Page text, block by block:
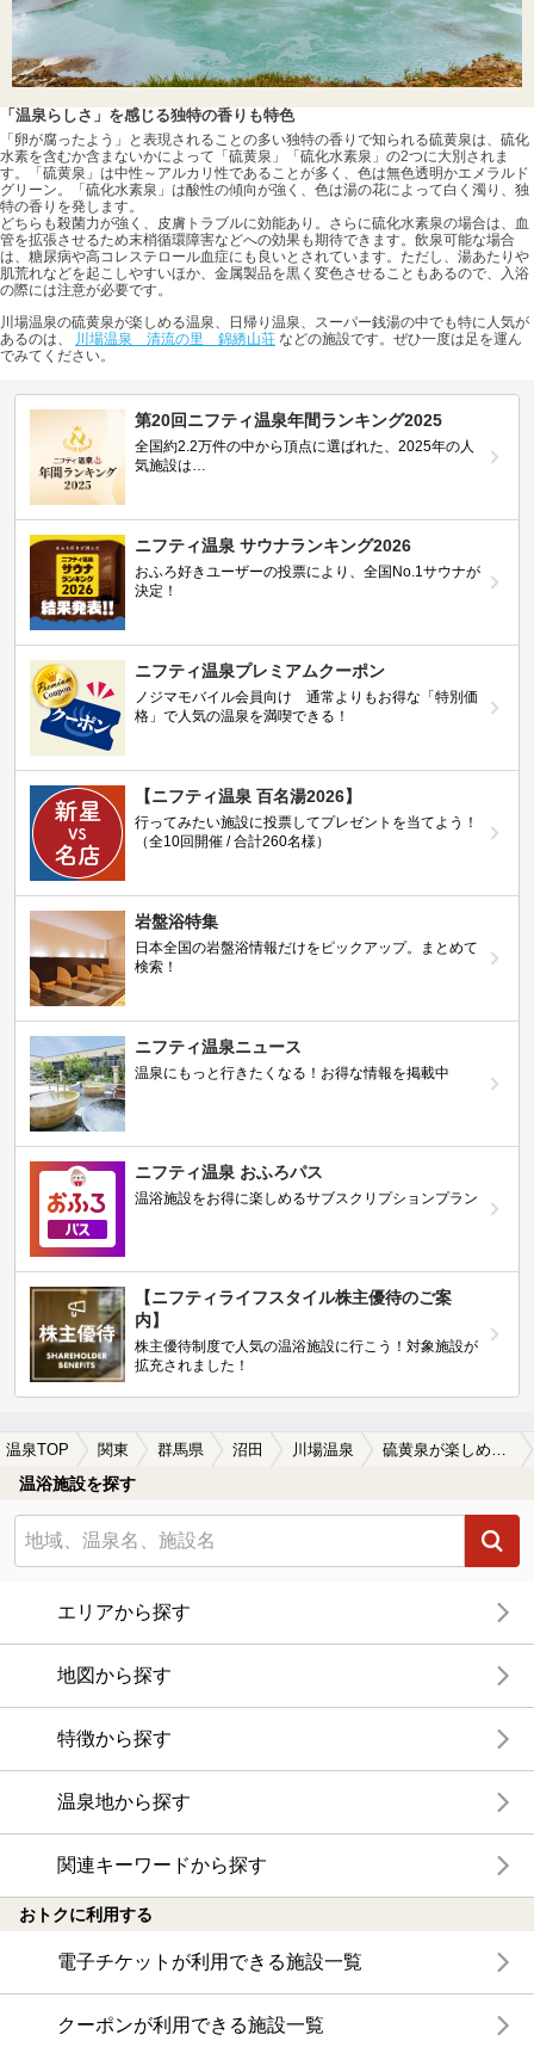
「温泉らしさ」を感じる独特の香りも特色
「卵が腐ったよう」と表現されることの多い独特の香りで知られる硫黄泉は、硫化
水素を含むか含まないかによって「硫黄泉」「硫化水素泉」の2つに大別されま
す。「硫黄泉」は中性～アルカリ性であることが多く、色は無色透明かエメラルド
グリーン。「硫化水素泉」は酸性の傾向が強く、色は湯の花によって白く濁り、独
特の香りを発します。
どちらも殺菌力が強く、皮膚トラブルに効能あり。さらに硫化水素泉の場合は、血
管を拡張させるため末梢循環障害などへの効果も期待できます。飲泉可能な場合
は、糖尿病や高コレステロール血症にも良いとされています。ただし、湯あたりや
肌荒れなどを起こしやすいほか、金属製品を黒く変色させることもあるので、入浴
の際には注意が必要です。
川場温泉の硫黄泉が楽しめる温泉、日帰り温泉、スーパー銭湯の中でも特に人気が
あるのは、
川場温泉 清流の里 錦綉山荘 などの施設です。ぜひ一度は足を運ん
でみてください。
第20回ニフティ温泉年間ランキング2025
全国約2.2万件の中から頂点に選ばれた、2025年の人
気施設は…
ニフティ温泉 サウナランキング2026
おふろ好きユーザーの投票により、全国No.1サウナが
決定！
ニフティ温泉プレミアムクーポン
ノジマモバイル会員向け 通常よりもお得な「特別価
格」で人気の温泉を満喫できる！
【ニフティ温泉 百名湯2026】
行ってみたい施設に投票してプレゼントを当てよう！
（全10回開催 / 合計260名様）
岩盤浴特集
日本全国の岩盤浴情報だけをピックアップ。まとめて
検索！
ニフティ温泉ニュース
温泉にもっと行きたくなる！お得な情報を掲載中
ニフティ温泉 おふろパス
温浴施設をお得に楽しめるサブスクリプションプラン
【ニフティライフスタイル株主優待のご案
内】
株主優待制度で人気の温浴施設に行こう！対象施設が
拡充されました！
温泉TOP 関東 群馬県 沼田 川場温泉 硫黄泉が楽しめる川場温泉の温泉、日帰り温泉、スーパー銭湯おすすめ
温浴施設を探す
エリアから探す
地図から探す
特徴から探す
温泉地から探す
関連キーワードから探す
おトクに利用する
電子チケットが利用できる施設一覧
クーポンが利用できる施設一覧